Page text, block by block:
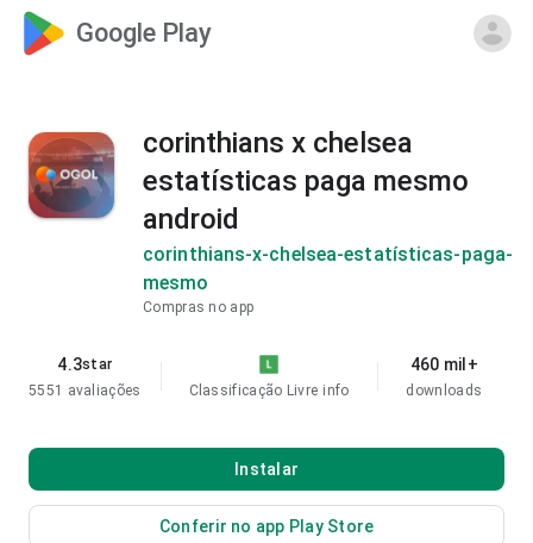
Google Play
corinthians x chelsea
estatísticas paga mesmo
android
corinthians-x-chelsea-estatísticas-paga-
mesmo
Compras no app
4.3star
5551 avaliações
Classificação Livre info
460 mil+
downloads
Instalar
Conferir no app Play Store